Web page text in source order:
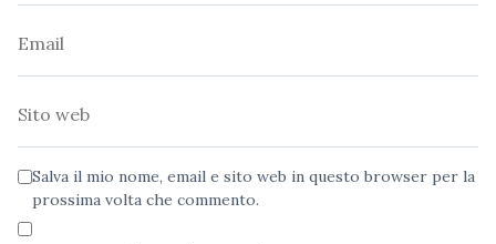
Salva il mio nome, email e sito web in questo browser per la
prossima volta che commento.